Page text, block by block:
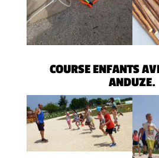
COURSE ENFANTS
ANDUZE.